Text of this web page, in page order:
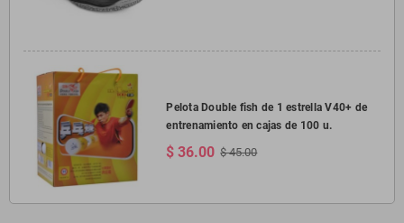
Pelota Double fish de 1 estrella V40+ de
entrenamiento en cajas de 100 u.
$ 36.00 $ 45.00